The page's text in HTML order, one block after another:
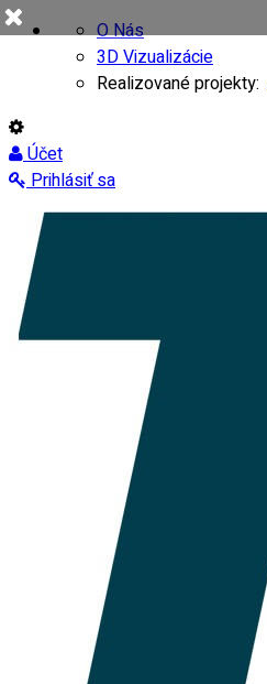
O Nás
3D Vizualizácie
Realizované projekty:
Účet
Prihlásiť sa